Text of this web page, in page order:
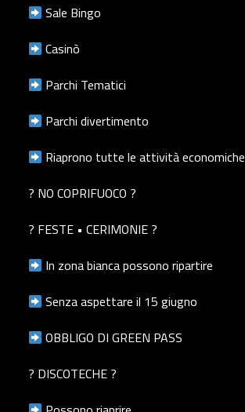
Sale Bingo
Casinò
Parchi Tematici
Parchi divertimento
Riaprono tutte le attività economiche
? NO COPRIFUOCO ?
? FESTE • CERIMONIE ?
In zona bianca possono ripartire
Senza aspettare il 15 giugno
OBBLIGO DI GREEN PASS
? DISCOTECHE ?